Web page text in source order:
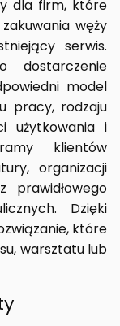
dla firm, które
węży
serwis.
dostarczenie
model
pracy, rodzaju
użytkowania i
klientów
organizacji
prawidłowego
Dzięki
które
warsztatu lub